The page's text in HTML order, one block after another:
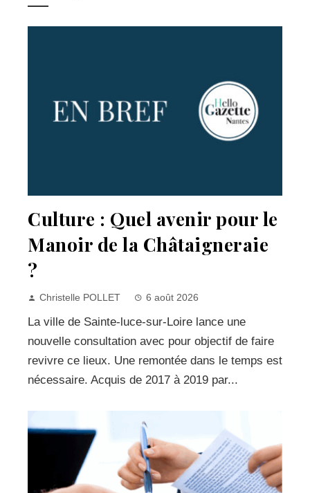
Culture : Quel avenir pour le
Manoir de la Châtaigneraie
?
Christelle POLLET 6 août 2026
La ville de Sainte-luce-sur-Loire lance une
nouvelle consultation avec pour objectif de faire
revivre ce lieux. Une remontée dans le temps est
nécessaire. Acquis de 2017 à 2019 par...